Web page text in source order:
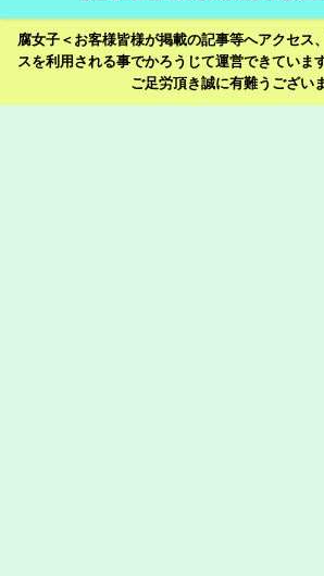
腐女子＜お客様皆様が掲載の記事等へアクセス
スを利用される事でかろうじて運営できていま
ご足労頂き誠に有難うござい